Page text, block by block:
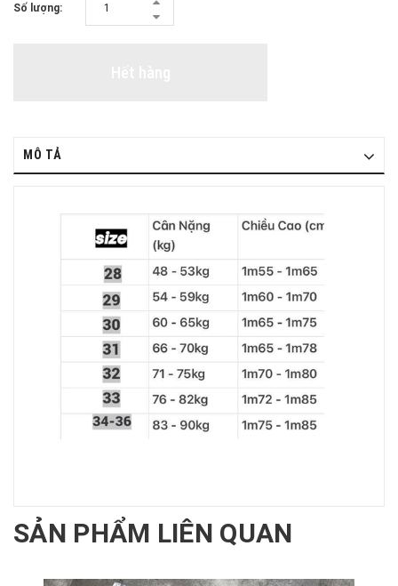
Số lượng:
MÔ TẢ
SẢN PHẨM LIÊN QUAN